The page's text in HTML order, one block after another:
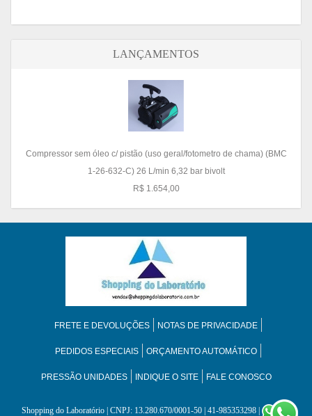
LANÇAMENTOS
Compressor sem óleo c/ pistão (uso geral/fotometro de chama) (BMC
1-26-632-C) 26 L/min 6,32 bar bivolt
R$ 1.654,00
FRETE E DEVOLUÇÕES NOTAS DE PRIVACIDADE
PEDIDOS ESPECIAIS ORÇAMENTO AUTOMÁTICO
PRESSÃO UNIDADES INDIQUE O SITE FALE CONOSCO
Shopping do Laboratório| CNPJ: 13.280.670/0001-50 | 41-985353298 | 41-